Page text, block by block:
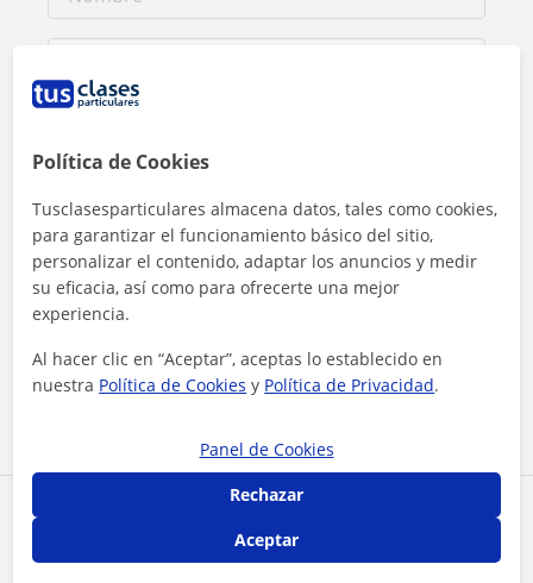
Comparte a este profesor
Al hacer clic, aceptas nuestro
Contactar ahora
Política de Cookies
Tusclasesparticulares almacena datos, tales como cookies,
para garantizar el funcionamiento básico del sitio,
personalizar el contenido, adaptar los anuncios y medir
su eficacia, así como para ofrecerte una mejor
experiencia.
Al hacer clic en “Aceptar”, aceptas lo establecido en
nuestra Política de Cookies y Política de Privacidad.
Panel de Cookies
Rechazar
Aceptar